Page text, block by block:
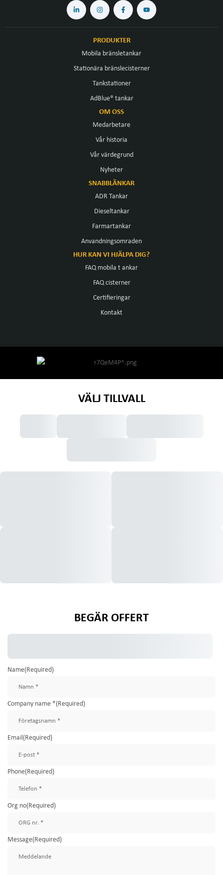
PRODUKTER
Mobila bränsletankar
Stationära bränslecisterner
Tankstationer
AdBlue® tankar
OM OSS
Medarbetare
Vår historia
Vår värdegrund
Nyheter
SNABBLÄNKAR
ADR Tankar
Dieseltankar
Farmartankar
Anvandningsomraden
HUR KAN VI HJÄLPA DIG?
FAQ mobila t ankar
FAQ cisterner
Certifieringar
Kontakt
VÄLJ TILLVALL
BEGÄR OFFERT
Name(Required)
Company name *(Required)
Email(Required)
Phone(Required)
Org no(Required)
Message(Required)